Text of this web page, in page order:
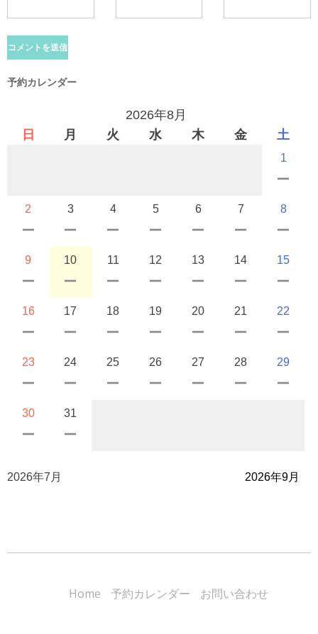
予約カレンダー
2026年8月
日
月 火 水 木 金 土
1
2 3 4 5 6 7 8
9 10 11 12 13 14 15
16 17 18 19 20 21 22
23 24 25 26 27 28 29
30 31
2026年7月 2026年9月
Home 予約カレンダー お問い合わせ